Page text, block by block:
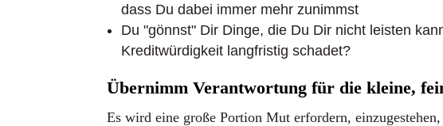
dass Du dabei immer mehr zunimmst
Du "gönnst" Dir Dinge, die Du Dir nicht leisten
Kreditwürdigkeit langfristig schadet?
Übernimm Verantwortung für die kleine,
Es wird eine große Portion Mut erfordern,